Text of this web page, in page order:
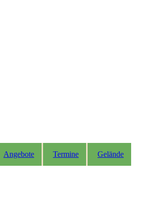
Angebote Termine Gelände